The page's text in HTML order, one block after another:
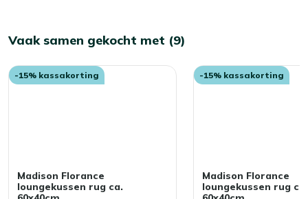
Vaak samen gekocht met (9)
-15% kassakorting
Madison Florance
loungekussen rug ca.
-15% kassakorting
Madison Florance
loungekussen rug ca.